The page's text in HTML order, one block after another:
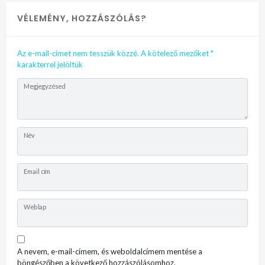
VÉLEMÉNY, HOZZÁSZÓLÁS?
Az e-mail-címet nem tesszük közzé. A kötelező mezőket*
karakterrel jelöltük
Megjegyzésed
Név
Email cím
Weblap
A nevem, e-mail-címem, és weboldalcímem mentése a
böngészőben a következő hozzászólásomhoz.